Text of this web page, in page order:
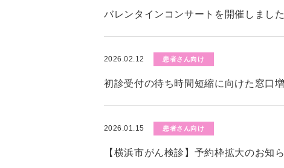
バレンタインコンサートを開催しました
2026.02.12 患者さん向け
初診受付の待ち時間短縮に向けた窓口
2026.01.15 患者さん向け
【横浜市がん検診】予約枠拡大のお知